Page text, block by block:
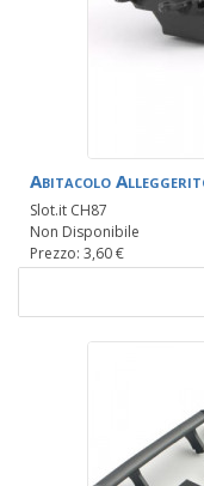
Abitacolo
Slot.it CH87
Non Disponibile
Prezzo: 3,60 €